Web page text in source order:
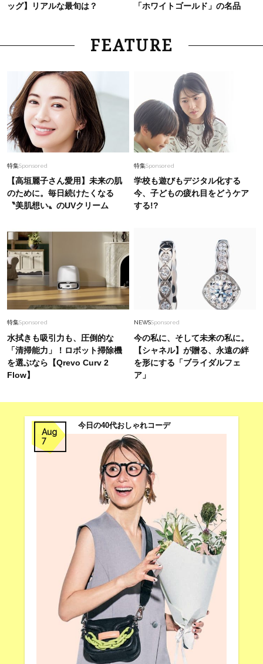
ッグ】リアルな最旬は？
「ホワイトゴールド」の名品
FEATURE
特集Sponsored
【高垣麗子さん愛用】未来の肌
のために。毎日続けたくなる
〝美肌想い〟のUVクリーム
特集Sponsored
学校も遊びもデジタル化する
今、子どもの疲れ目をどうケア
する!?
特集Sponsored
水拭きも吸引力も、圧倒的な
「清掃能力」！ロボット掃除機
を選ぶなら【Qrevo Curv 2
Flow】
NEWSSponsored
今の私に、そして未来の私に。
【シャネル】が贈る、永遠の絆
を形にする「ブライダルフェ
ア」
Aug
7
今日の40代おしゃれコーデ